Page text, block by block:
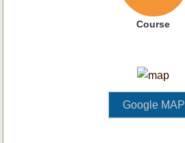
Course
Google MAP